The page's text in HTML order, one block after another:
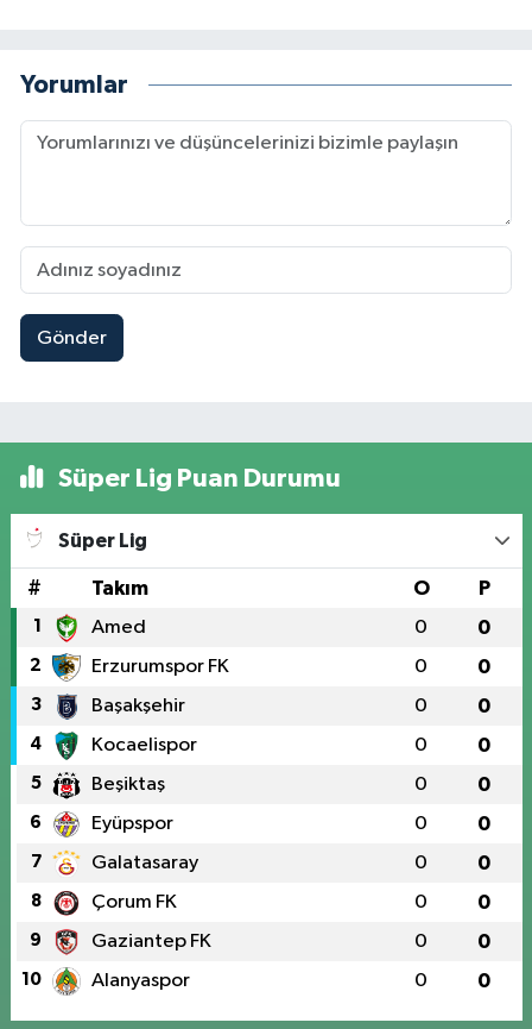
Yorumlar
Gönder
Süper Lig Puan Durumu
Süper Lig
# Takım O P
1 Amed 0 0
2 Erzurumspor FK 0 0
3 Başakşehir 0 0
4 Kocaelispor 0 0
5 Beşiktaş 0 0
6 Eyüpspor 0 0
7 Galatasaray 0 0
8 Çorum FK 0 0
9 Gaziantep FK 0 0
10 Alanyaspor 0 0